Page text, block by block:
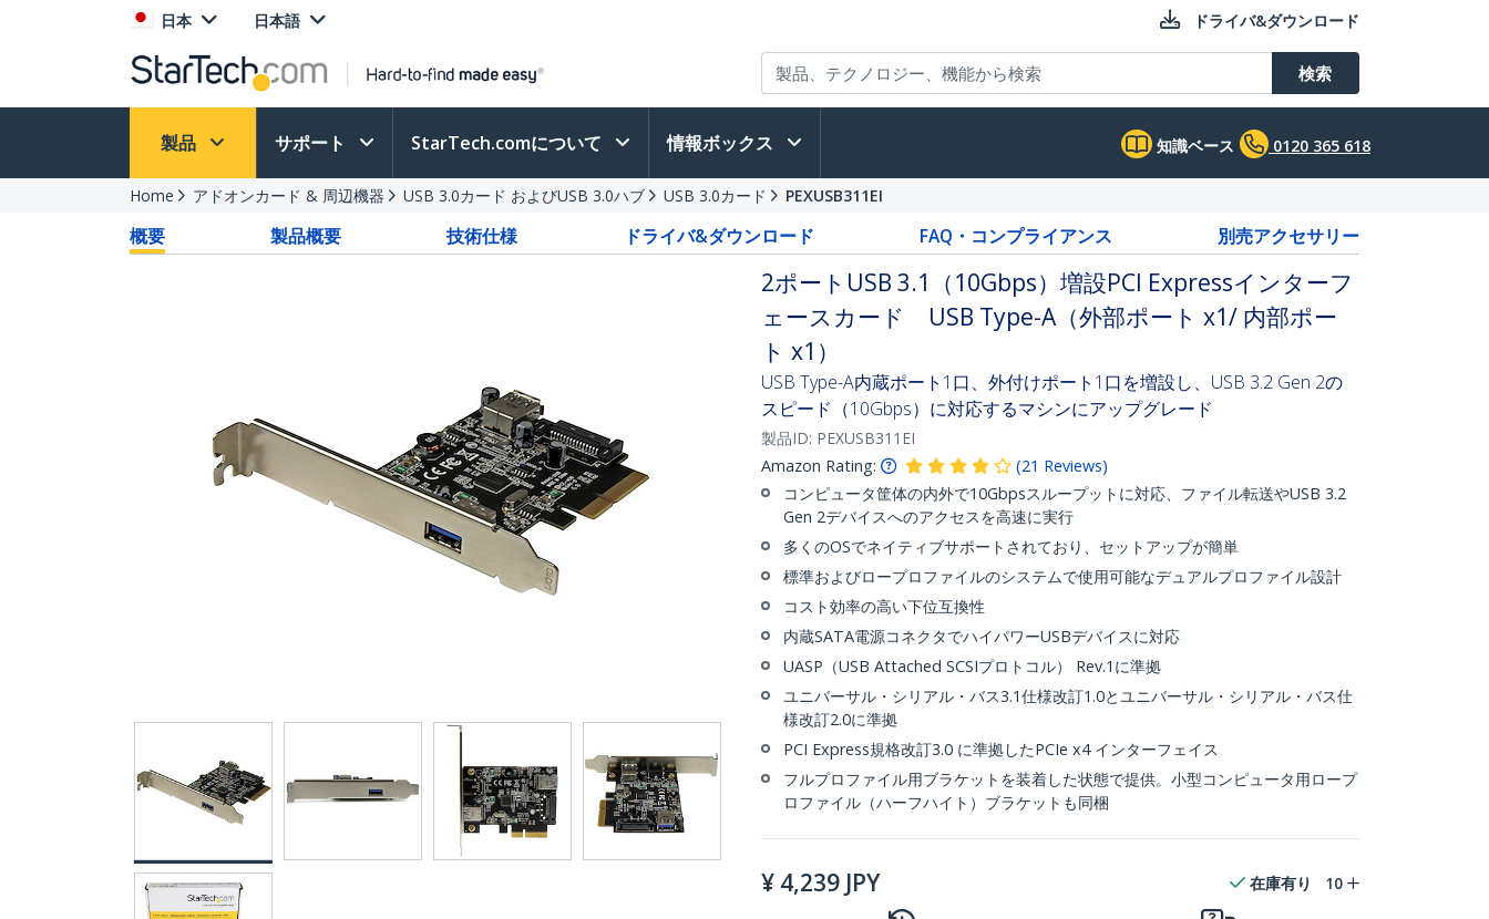
日本 日本語 ドライバ&ダウンロード
検索
製品 サポート StarTech.comについて 情報ボックス 知識ベース 0120 365 618
Home アドオンカード & 周辺機器 USB 3.0カード およびUSB 3.0ハブ USB 3.0カード PEXUSB311EI
概要 製品概要 技術仕様 ドライバ&ダウンロード FAQ・コンプライアンス 別売アクセサリー
2ポートUSB 3.1（10Gbps）増設PCI Expressインターフ
ェースカード USB Type-A（外部ポート x1/ 内部ポー
ト x1）
USB Type-A内蔵ポート1口、外付けポート1口を増設し、USB 3.2 Gen 2の
スピード（10Gbps）に対応するマシンにアップグレード
製品ID: PEXUSB311EI
Amazon Rating:
(21 Reviews)
コンピュータ筐体の内外で10Gbpsスループットに対応、ファイル転送やUSB 3.2
Gen 2デバイスへのアクセスを高速に実行
多くのOSでネイティブサポートされており、セットアップが簡単
標準およびロープロファイルのシステムで使用可能なデュアルプロファイル設計
コスト効率の高い下位互換性
内蔵SATA電源コネクタでハイパワーUSBデバイスに対応
UASP（USB Attached SCSIプロトコル） Rev.1に準拠
ユニバーサル・シリアル・バス3.1仕様改訂1.0とユニバーサル・シリアル・バス仕
様改訂2.0に準拠
PCI Express規格改訂3.0 に準拠したPCIe x4 インターフェイス
フルプロファイル用ブラケットを装着した状態で提供。小型コンピュータ用ロープ
ロファイル（ハーフハイト）ブラケットも同梱
¥ 4,239 JPY 在庫有り 10